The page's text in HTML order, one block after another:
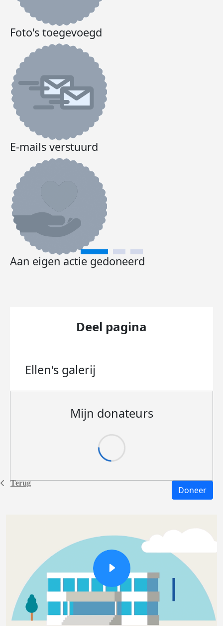
Terug
Foto's toegevoegd
E-mails verstuurd
Aan eigen actie gedoneerd
Deel pagina
Ellen's galerij
Mijn donateurs
Doneer